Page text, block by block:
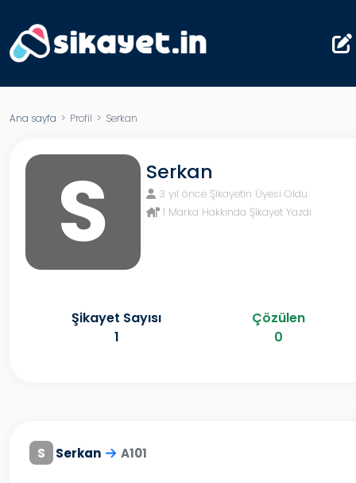
Ana sayfa > Profil > Serkan
S Serkan
3 yıl önce Şikayetin Üyesi Oldu
1 Marka Hakkında Şikayet Yazdı
Şikayet Sayısı
1
Çözülen
0
S Serkan A101